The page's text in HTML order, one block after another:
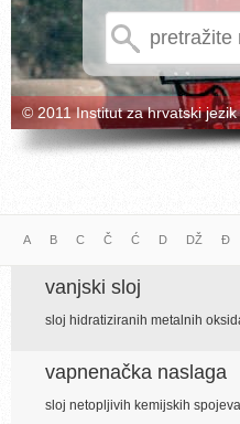
© 2011 Institut za hrvatski
A B C Č Ć D DŽ Đ
vanjski sloj
sloj hidratiziranih metalnih
vapnenačka naslaga
sloj netopljivih kemijskih